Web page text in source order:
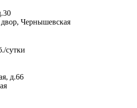
Чернышевская
сутки
д.66